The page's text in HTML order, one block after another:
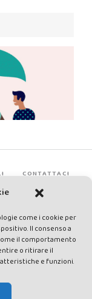
come i cookie per
Il consenso a
il comportamento
o ritirare il
e funzioni.
CONTATTACI
di Siena con